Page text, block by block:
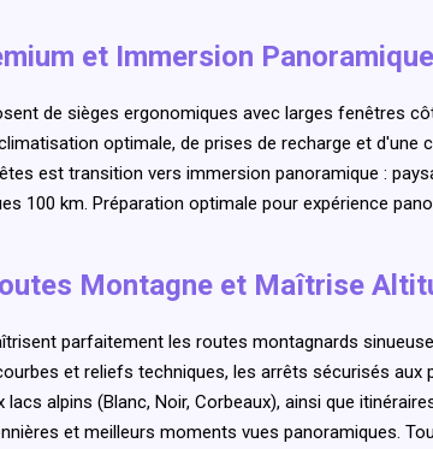
et Immersion
de sièges ergonomiques avec larges fenêtres
optimale, de prises de recharge et
est transition vers immersion panoramique :
100 km. Préparation optimale pour expérience
Montagne et Maîtrise
parfaitement les routes montagnards
et reliefs techniques, les arrêts sécurisés aux
alpins (Blanc, Noir, Corbeaux), ainsi que
et meilleurs moments vues panoramiques.